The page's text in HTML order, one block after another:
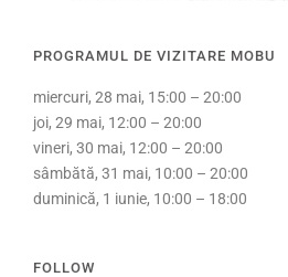
PROGRAMUL DE VIZITARE MOBU
miercuri, 28 mai, 15:00 – 20:00
joi, 29 mai, 12:00 – 20:00
vineri, 30 mai, 12:00 – 20:00
sâmbătă, 31 mai, 10:00 – 20:00
duminică, 1 iunie, 10:00 – 18:00
FOLLOW